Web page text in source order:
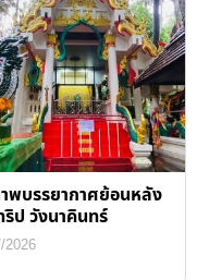
พบรรยากาศย้อนหลัง
ริป วังนาคินทร์
2026